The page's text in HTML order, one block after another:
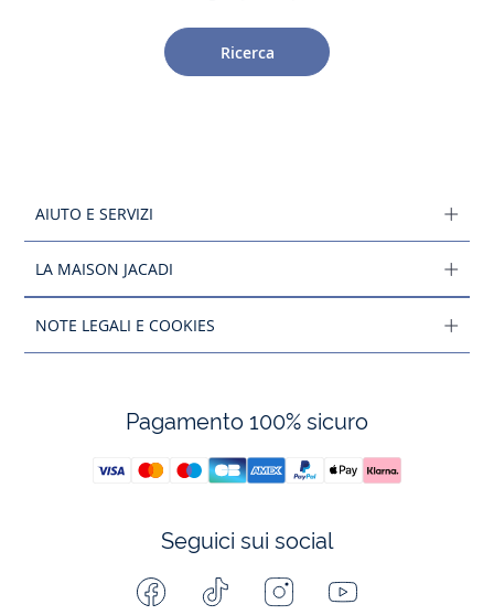
Ricerca
AIUTO E SERVIZI
LA MAISON JACADI
NOTE LEGALI E COOKIES
Pagamento 100% sicuro
Seguici sui social
Facebook Tiktok InstagramYoutube